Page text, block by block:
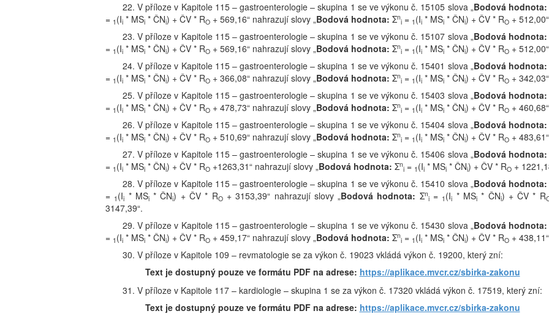
22. V příloze v Kapitole 115 – gastroenterologie – skupina 1 se ve výkonu č. 15105 slova „Bodová hodnota:
= 1 (Ii * MSi * ČNi) + ČV * RO + 569,16“ nahrazují slovy „Bodová hodnota: Σn
i = 1 (Ii * MSi * ČNi) + ČV * RO +
23. V příloze v Kapitole 115 – gastroenterologie – skupina 1 se ve výkonu č. 15107 slova „Bodová hodnota:
= 1 (Ii * MSi * ČNi) + ČV * RO + 569,16“ nahrazují slovy „Bodová hodnota: Σn
i = 1 (Ii * MSi * ČNi) + ČV * RO +
24. V příloze v Kapitole 115 – gastroenterologie – skupina 1 se ve výkonu č. 15401 slova „Bodová hodnota:
= 1 (Ii * MSi * ČNi) + ČV * RO + 366,08“ nahrazují slovy „Bodová hodnota: Σn
i = 1 (Ii * MSi * ČNi) + ČV * RO +
25. V příloze v Kapitole 115 – gastroenterologie – skupina 1 se ve výkonu č. 15403 slova „Bodová hodnota:
= 1 (Ii * MSi * ČNi) + ČV * RO + 478,73“ nahrazují slovy „Bodová hodnota: Σn
i = 1 (Ii * MSi * ČNi) + ČV * RO +
26. V příloze v Kapitole 115 – gastroenterologie – skupina 1 se ve výkonu č. 15404 slova „Bodová hodnota:
= 1 (Ii * MSi * ČNi) + ČV * RO + 510,69“ nahrazují slovy „Bodová hodnota: Σn
i = 1 (Ii * MSi * ČNi) + ČV * RO +
27. V příloze v Kapitole 115 – gastroenterologie – skupina 1 se ve výkonu č. 15406 slova „Bodová hodnota:
= 1 (Ii * MSi * ČNi) + ČV * RO +1263,31“ nahrazují slovy „Bodová hodnota: Σn
i = 1 (Ii * MSi * ČNi) + ČV * RO +
28. V příloze v Kapitole 115 – gastroenterologie – skupina 1 se ve výkonu č. 15410 slova „Bodová hodnota:
= 1 (Ii * MSi* ČNi) + ČV * RO+ 3153,39“ nahrazují slovy „Bodová hodnota: Σn
i= 1 (Ii * MSi* ČNi) + ČV * R
3147,39“.
29. V příloze v Kapitole 115 – gastroenterologie – skupina 1 se ve výkonu č. 15430 slova „Bodová hodnota:
= 1 (Ii * MSi * ČNi) + ČV * RO + 459,17“ nahrazují slovy „Bodová hodnota: Σn
i = 1 (Ii * MSi * ČNi) + ČV * RO +
30. V příloze v Kapitole 109 – revmatologie se za výkon č. 19023 vkládá výkon č. 19200, který zní:
Text je dostupný pouze ve formátu PDF na adrese: https://aplikace.mvcr.cz/sbirka-zakonu
31. V příloze v Kapitole 117 – kardiologie – skupina 1 se za výkon č. 17320 vkládá výkon č. 17519, který zní:
Text je dostupný pouze ve formátu PDF na adrese: https://aplikace.mvcr.cz/sbirka-zakonu